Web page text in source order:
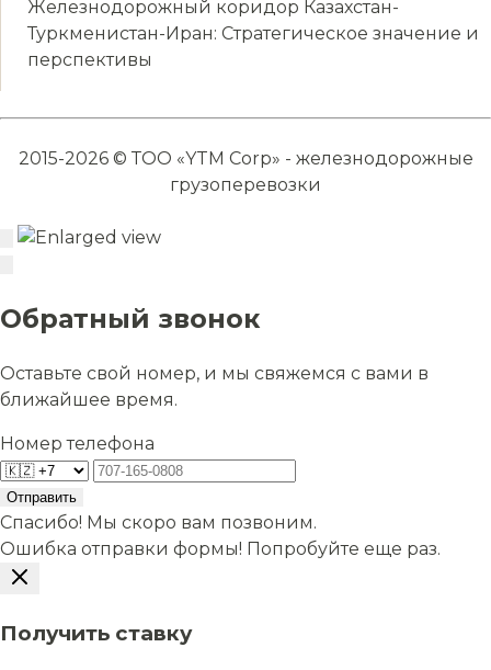
Железнодорожный коридор Казахстан-
Туркменистан-Иран: Стратегическое значение и
перспективы
2015-2026 © ТОО «YTM Corp» - железнодорожные
грузоперевозки
Обратный звонок
Оставьте свой номер, и мы свяжемся с вами в
ближайшее время.
Номер телефона
Отправить
Спасибо! Мы скоро вам позвоним.
Ошибка отправки формы! Попробуйте еще раз.
Получить ставку